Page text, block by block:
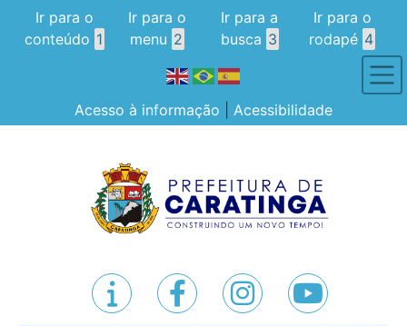
Ir para o
conteúdo 1
Ir para o
menu 2
Ir para a
busca 3
Ir para o
rodapé 4
Acesso à informação Acessibilidade